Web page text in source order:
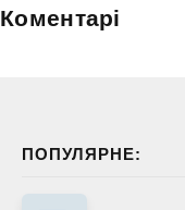
ПОПУЛЯРНЕ:
Коментарі